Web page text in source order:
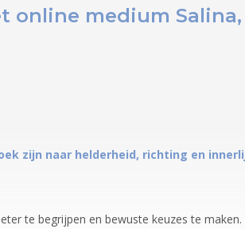
online medium Salina,
zijn naar helderheid, richting en
te begrijpen en bewuste keuzes te maken.